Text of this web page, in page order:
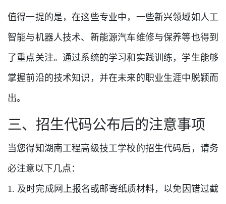
值得一提的是，在这些专业中，一些新兴领域如人工
智能与机器人技术、新能源汽车维修与保养等也得到
了重点关注。通过系统的学习和实践训练，学生能够
掌握前沿的技术知识，并在未来的职业生涯中脱颖而
出。
三、招生代码公布后的注意事项
当您得知湖南工程高级技工学校的招生代码后，请务
必注意以下几点：
1. 及时完成网上报名或邮寄纸质材料，以免因错过截